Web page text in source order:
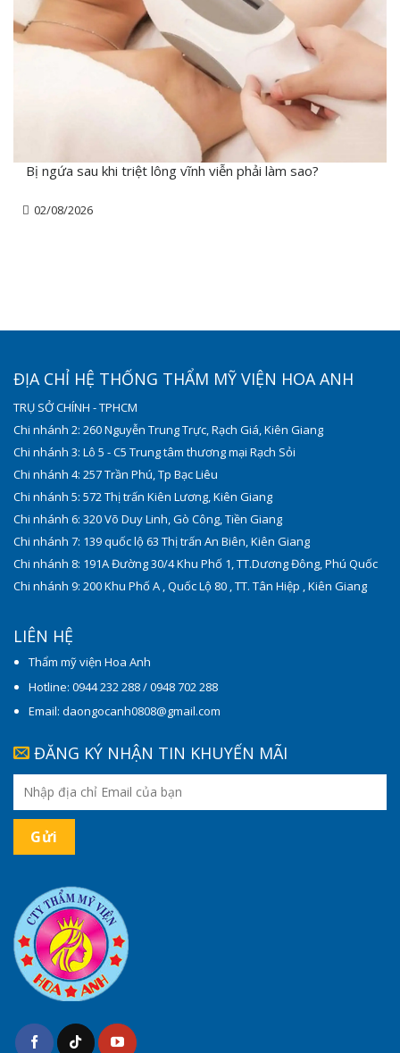
Bị ngứa sau khi triệt lông vĩnh viễn phải làm sao?
02/08/2026
ĐỊA CHỈ HỆ THỐNG THẨM MỸ VIỆN HOA ANH
TRỤ SỞ CHÍNH - TPHCM
Chi nhánh 2: 260 Nguyễn Trung Trực, Rạch Giá, Kiên Giang
Chi nhánh 3: Lô 5 - C5 Trung tâm thương mại Rạch Sỏi
Chi nhánh 4: 257 Trần Phú, Tp Bạc Liêu
Chi nhánh 5: 572 Thị trấn Kiên Lương, Kiên Giang
Chi nhánh 6: 320 Võ Duy Linh, Gò Công, Tiền Giang
Chi nhánh 7: 139 quốc lộ 63 Thị trấn An Biên, Kiên Giang
Chi nhánh 8: 191A Đường 30/4 Khu Phố 1, TT.Dương Đông, Phú Quốc
Chi nhánh 9: 200 Khu Phố A , Quốc Lộ 80 , TT. Tân Hiệp , Kiên Giang
LIÊN HỆ
Thẩm mỹ viện Hoa Anh
Hotline: 0944 232 288 / 0948 702 288
Email: daongocanh0808@gmail.com
ĐĂNG KÝ NHẬN TIN KHUYẾN MÃI